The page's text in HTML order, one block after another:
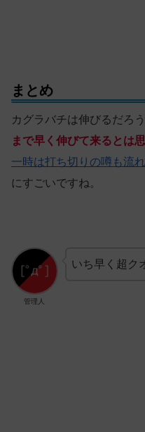
まとめ
カグラバチは伸びるだろ
まで早く伸びて来るとは
一時は打ち切りの噂も流
にすごいですね。
管理人
いち早く超ク